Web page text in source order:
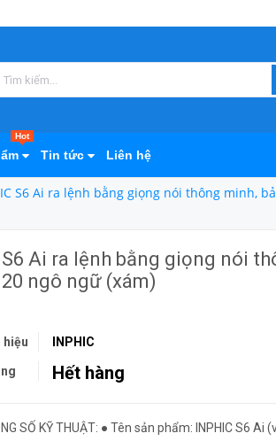
Hot
Tin tức Liên hệ
S6 Ai ra lệnh bằng giọng nói thông minh,
Ai ra lệnh bằng giọng nói
ngô ngữ (xám)
hiệu INPHIC
Hết hàng
SỐ KỸ THUẬT: ● Tên sản phẩm: INPHIC S6 Ai